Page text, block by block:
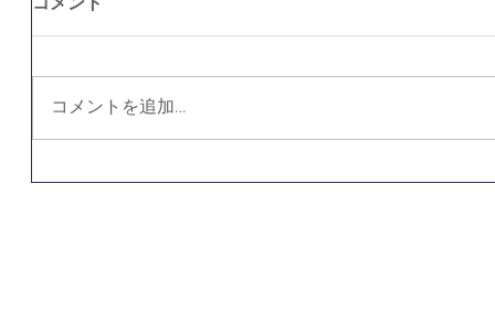
コメントを追加…